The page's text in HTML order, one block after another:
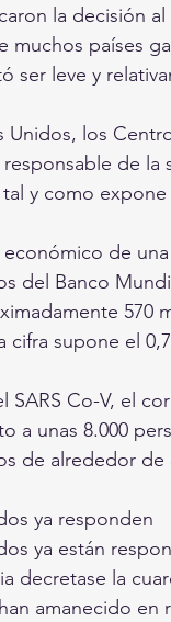
la decisión
muchos países
ser leve y
Unidos, los
de la
y como expone
de
del Banco
570
cifra supone el
SARS Co-V, el
a unas 8.000
de alrededor de
ya responden
ya están
decretase la
amanecido en